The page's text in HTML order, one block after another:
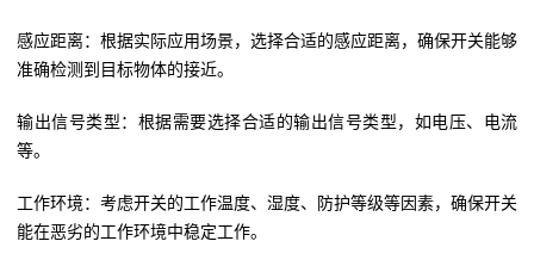
感应距离：根据实际应用场景，选择合适的感应距离，确保开关能够
准确检测到目标物体的接近。
输出信号类型：根据需要选择合适的输出信号类型，如电压、电流
等。
工作环境：考虑开关的工作温度、湿度、防护等级等因素，确保开关
能在恶劣的工作环境中稳定工作。